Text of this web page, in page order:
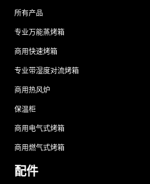
所有产品
专业万能蒸烤箱
商用快速烤箱
专业带湿度对流烤箱
商用热风炉
保温柜
商用电气式烤箱
商用燃气式烤箱
配件